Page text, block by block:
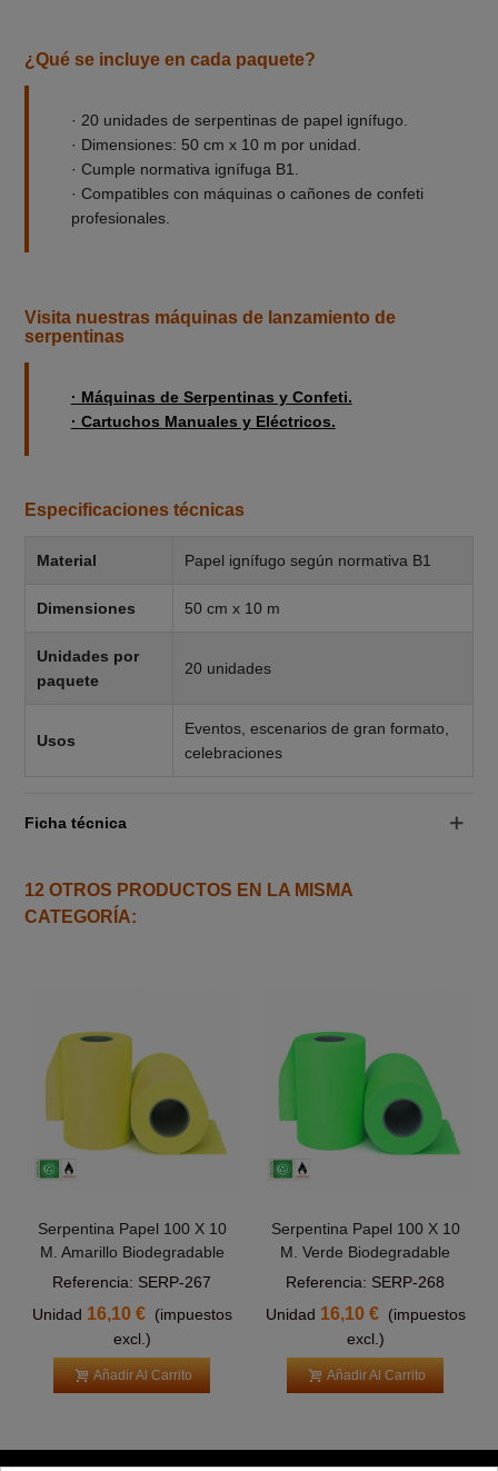
¿Qué se incluye en cada paquete?
· 20 unidades de serpentinas de papel ignífugo.
· Dimensiones: 50 cm x 10 m por unidad.
· Cumple normativa ignífuga B1.
· Compatibles con máquinas o cañones de confeti
profesionales.
Visita nuestras máquinas de lanzamiento de
serpentinas
· Máquinas de Serpentinas y Confeti.
· Cartuchos Manuales y Eléctricos.
Especificaciones técnicas
Material Papel ignífugo según normativa B1
Dimensiones 50 cm x 10 m
Unidades por
paquete
20 unidades
Usos
Eventos, escenarios de gran formato,
celebraciones
Ficha técnica
12 OTROS PRODUCTOS EN LA MISMA
CATEGORÍA:
Serpentina Papel 100 X 10
M. Amarillo Biodegradable
Referencia: SERP-267
Unidad 16,10 € (impuestos
excl.)
Añadir Al Carrito
Serpentina Papel 100 X 10
M. Verde Biodegradable
Referencia: SERP-268
Unidad 16,10 € (impuestos
excl.)
Añadir Al Carrito